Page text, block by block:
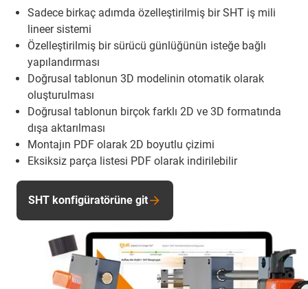
Sadece birkaç adımda özelleştirilmiş bir SHT iş mili
lineer sistemi
Özelleştirilmiş bir sürücü günlüğünün isteğe bağlı
yapılandırması
Doğrusal tablonun 3D modelinin otomatik olarak
oluşturulması
Doğrusal tablonun birçok farklı 2D ve 3D formatında
dışa aktarılması
Montajın PDF olarak 2D boyutlu çizimi
Eksiksiz parça listesi PDF olarak indirilebilir
SHT konfigüratörüne git